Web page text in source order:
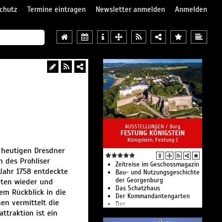
Termine eintragen Newsletter anmelden
Anmelden
Dresdner
des Prohliser
1758 entdeckte
wieder und
Rückblick in die
vermittelt die
ist ein
AUSSTELLUNGEN / Burg
FESTUNG KÖNIGSTEIN
Königstein, Festung 1
Zeitreise im Geschossmagazin
Bau- und Nutzungsgeschichte
der Georgenburg
Das Schatzhaus
Der Kommandantengarten
Der
Die Festung in der